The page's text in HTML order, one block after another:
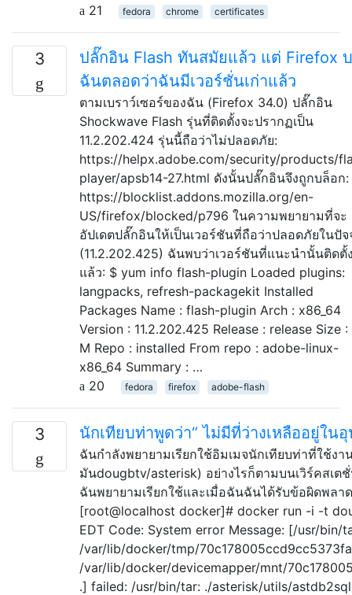
21
fedora chrome certificates
3
ปลั๊กอิน Flash ทันสมัยแล้ว แต่ Firefox
ฉันตลอดว่าฉันมีเวอร์ชั่นเก่าแล้ว
ตามเบราว์เซอร์ของฉัน (Firefox 34.0) ปลั๊กอิน
Shockwave Flash รุ่นที่ติดตั้งจะปรากฏเป็น
11.2.202.424 รุ่นนี้ถือว่าไม่ปลอดภัย:
https://helpx.adobe.com/security/products/
player/apsb14-27.html ดังนั้นปลั๊กอินจึงถูกบล็อก:
https://blocklist.addons.mozilla.org/en-
US/firefox/blocked/p796 ในความพยายามที่จะ
อัปเดตปลั๊กอินให้เป็นเวอร์ชันที่ถือว่าปลอดภัยในปั
(11.2.202.425) ฉันพบว่าเวอร์ชันที่แนะนำนั้นติดตั้
แล้ว: $ yum info flash-plugin Loaded plugins:
langpacks, refresh-packagekit Installed
Packages Name : flash-plugin Arch : x86_64
Version : 11.2.202.425 Release : release Size :
M Repo : installed From repo : adobe-linux-
x86_64 Summary : …
20
fedora firefox adobe-flash
3 นักเทียบท่าพูดว่า“ ไม่มีที่ว่างเหลืออยู่ใ
ฉันกำลังพยายามเรียกใช้อิมเมจนักเทียบท่าที่ใช้
มันdougbtv/asterisk) อย่างไรก็ตามบนเวิร์คสเ
ฉันพยายามเรียกใช้และเมื่อฉันฉันได้รับข้อผิดพล
[root@localhost docker]# docker run -i -t
EDT Code: System error Message: [/usr/bin/
/var/lib/docker/tmp/
/var/lib/docker/devicemapper/mnt/
.] failed: /usr/bin/tar: ./asterisk/utils/